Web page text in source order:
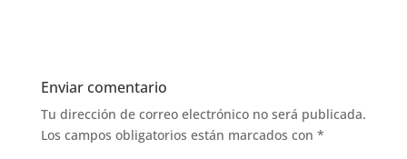
Enviar comentario
Tu dirección de correo electrónico no será publicada.
Los campos obligatorios están marcados con *